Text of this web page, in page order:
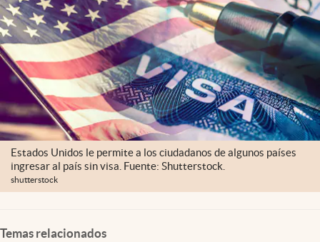
Estados Unidos le permite a los ciudadanos de algunos países
ingresar al país sin visa. Fuente: Shutterstock.
shutterstock
Temas relacionados